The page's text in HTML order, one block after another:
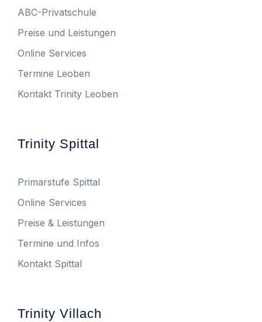
ABC-Privatschule
Preise und Leistungen
Online Services
Termine Leoben
Kontakt Trinity Leoben
Trinity Spittal
Primarstufe Spittal
Online Services
Preise & Leistungen
Termine und Infos
Kontakt Spittal
Trinity Villach